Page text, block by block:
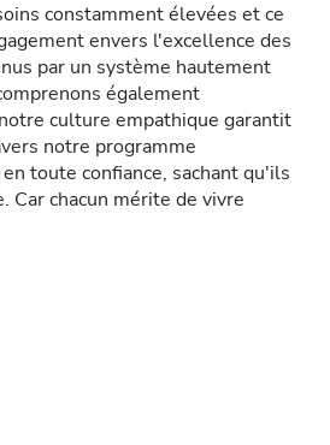
constamment élevées et ce
envers l'excellence des
par un système hautement
également
culture empathique garantit
notre programme
toute confiance, sachant qu'ils
Car chacun mérite de vivre